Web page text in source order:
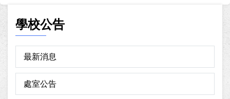
學校公告
最新消息
處室公告